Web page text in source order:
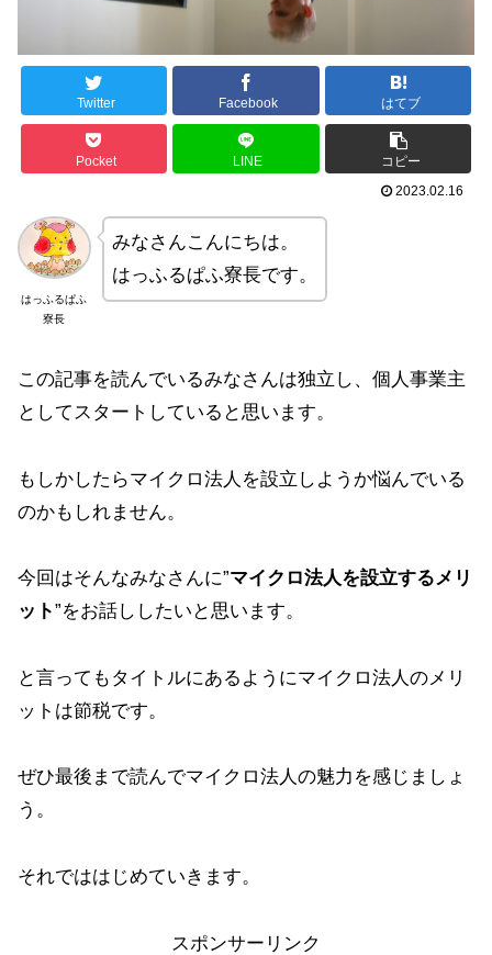
Twitter Facebook はてブ
Pocket LINE
コピー
2023.02.16
はっふるぱふ
寮長
みなさんこんにちは。
はっふるぱふ寮長です。
この記事を読んでいるみなさんは独立し、個人事業主
としてスタートしていると思います。
もしかしたらマイクロ法人を設立しようか悩んでいる
のかもしれません。
今回はそんなみなさんに”マイクロ法人を設立するメリ
ット”をお話ししたいと思います。
と言ってもタイトルにあるようにマイクロ法人のメリ
ットは節税です。
ぜひ最後まで読んでマイクロ法人の魅力を感じましょ
う。
それでははじめていきます。
スポンサーリンク